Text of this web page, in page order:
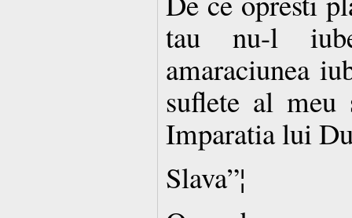
tau nu-l
amaraciunea
suflete al meu
Imparatia lui
Slava”¦